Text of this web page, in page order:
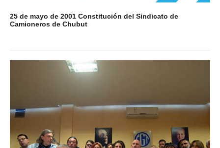
25 de mayo de 2001 Constitución del Sindicato de
Camioneros de Chubut